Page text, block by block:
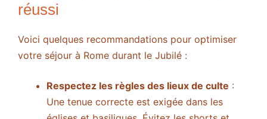
réussi
Voici quelques recommandations pour optimiser
votre séjour à Rome durant le Jubilé :
Respectez les règles des lieux de culte :
Une tenue correcte est exigée dans les